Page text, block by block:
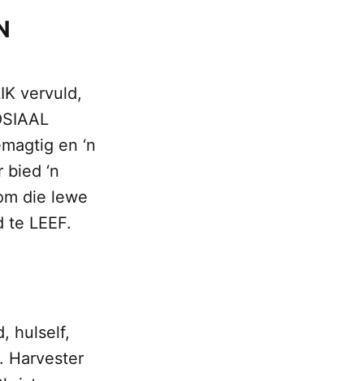
vervuld,
en ‘n
‘n
die lewe
LEEF.
hulself,
Harvester